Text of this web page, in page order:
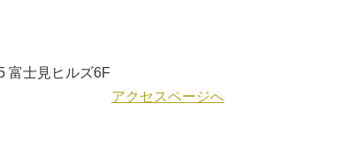
富士見ヒルズ6F
アクセスページへ